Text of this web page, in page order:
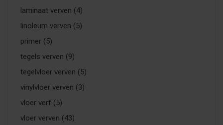
laminaat verven (4)
linoleum verven (5)
primer (5)
tegels verven (9)
tegelvloer verven (5)
vinylvloer verven (3)
vloer verf (5)
vloer verven (43)